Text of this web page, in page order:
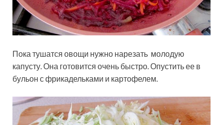
Пока тушатся овощи нужно нарезать молодую
капусту. Она готовится очень быстро. Опустить ее в
бульон с фрикадельками и картофелем.